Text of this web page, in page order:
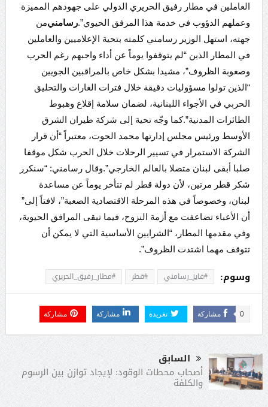
العاملين في مطار رفيق الحريري الدولي على جهودهم المميزة
وعملهم الدؤوب في خدمة هذا المرفق الحيوي”.رسامنيمن
جهته، استهل الوزير رسامني كلمته بتحية الإعلاميين والعاملين
في المطار الذين “لم يتوقفوا يوماً عن أداء واجبهم رغم الحرب
وصعوبة الظروف”، مشيدا بشكل خاص بالمراقبين الجويين
“الذين تولوا مسؤوليات دقيقة خلال فترات الغارات والتحليق
الحربي في الأجواء اللبنانية، لضمان سلامة إقلاع وهبوط
الطائرات المدنية”. كما وجّه تحية إلى شركة طيران الشرق
الأوسط ورئيس مجلس إدارتها محمد الحوت، معتبراً “أن قرار
الشركة الاستمرار في تسيير الرحلات خلال الحرب شكل موقفا
صلبا أبقى لبنان متصلا بالعالم الخارجي”. وقال رسامني: “سنكرر
شكر قطر مرتين، لأن دولة قطر لم تتأخر يوماً عن مساعدة
لبنان، وخصوصاً في هذه المرحلة الاقتصادية الصعبة”، لافتاً إلى”
أن الأعباء تضاعفت مع أزمة النزوح، فيما تبقى المرافق الحيوية،
وفي مقدمها المطار، “الشرايين الأساسية التي لا يمكن أن
تتوقف مهما اشتدت الظروف”.
وسوم: #فايز_رسامني #قطر #مطار_رفيق_الحريري
مشاركة 0 تغريدة مشاركة مشاركة
السابق
أصحاب محطات الوقود: لإيجاد توازن بين الرسوم
والكلفة